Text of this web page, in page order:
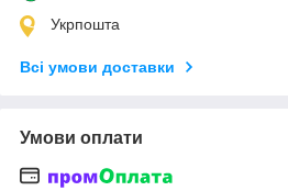
Укрпошта
Всі умови доставки
Умови оплати